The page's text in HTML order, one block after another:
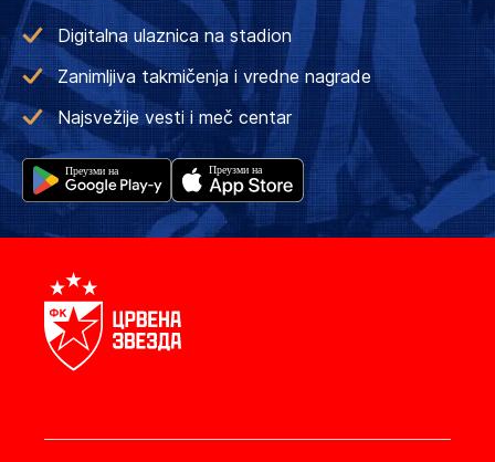
Digitalna ulaznica na stadion
Zanimljiva takmičenja i vredne nagrade
Najsvežije vesti i meč centar